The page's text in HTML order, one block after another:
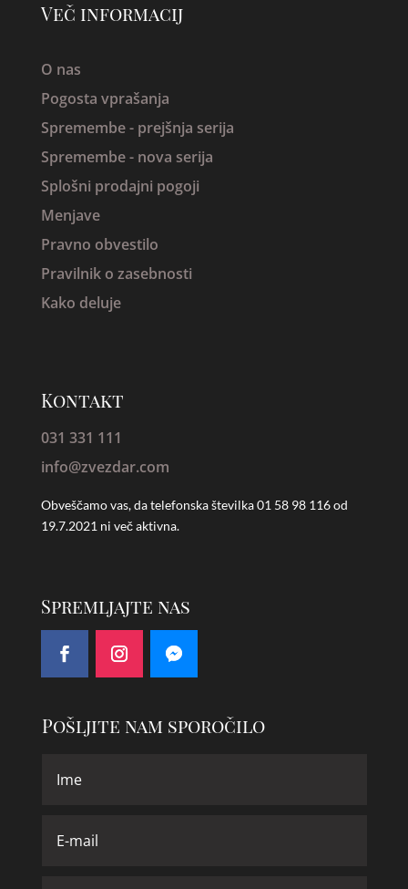
Več informacij
O nas
Pogosta vprašanja
Spremembe - prejšnja serija
Spremembe - nova serija
Splošni prodajni pogoji
Menjave
Pravno obvestilo
Pravilnik o zasebnosti
Kako deluje
Kontakt
031 331 111
info@zvezdar.com
Obveščamo vas, da telefonska številka01 58 98 116 od
19.7.2021 ni več aktivna.
Spremljajte nas
Pošljite nam sporočilo